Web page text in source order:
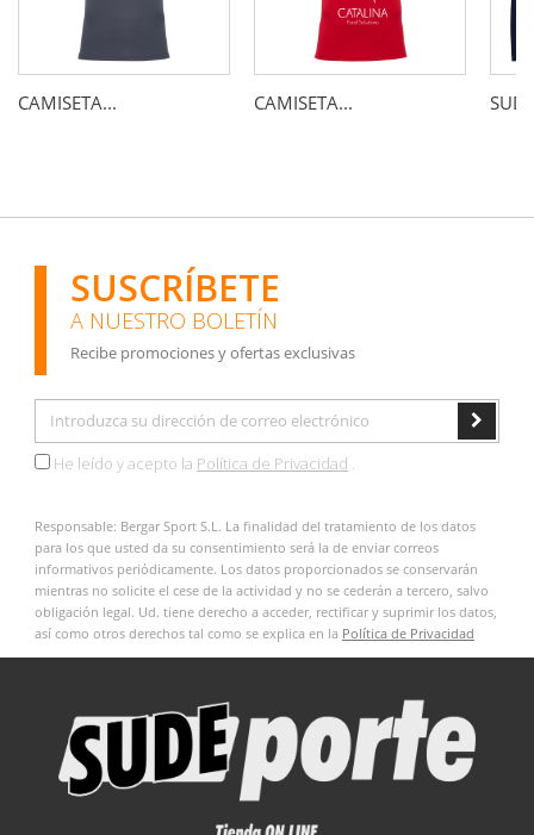
CAMISETA... CAMISETA...
SUSCRÍBETE
A NUESTRO BOLETÍN
Recibe promociones y ofertas exclusivas
He leído y acepto la Política de Privacidad .
Responsable: Bergar Sport S.L. La finalidad del tratamiento de los datos
para los que usted da su consentimiento será la de enviar correos
informativos periódicamente. Los datos proporcionados se conservarán
mientras no solicite el cese de la actividad y no se cederán a tercero, salvo
obligación legal. Ud. tiene derecho a acceder, rectificar y suprimir los datos,
así como otros derechos tal como se explica en la Política de Privacidad